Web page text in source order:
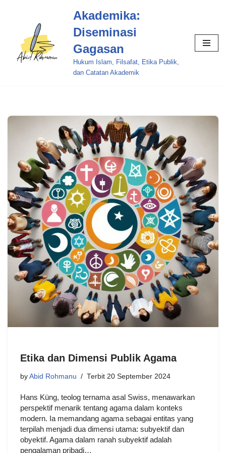
content
Akademika:
Diseminasi
Gagasan
Hukum Islam, Filsafat, Etika Publik,
dan Catatan Akademik
Etika dan Dimensi Publik Agama
by Abid Rohmanu 20 September 2024
Hans Küng, teolog ternama asal Swiss, menawarkan
perspektif menarik tentang agama dalam konteks
modern. Ia memandang agama sebagai entitas yang
terpilah menjadi dua dimensi utama: subyektif dan
obyektif. Agama dalam ranah subyektif adalah
pengalaman pribadi…